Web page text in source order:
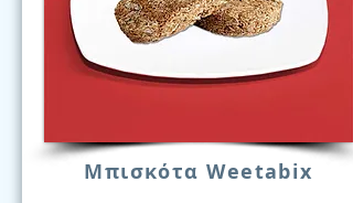
Μπισκότα Weetabix